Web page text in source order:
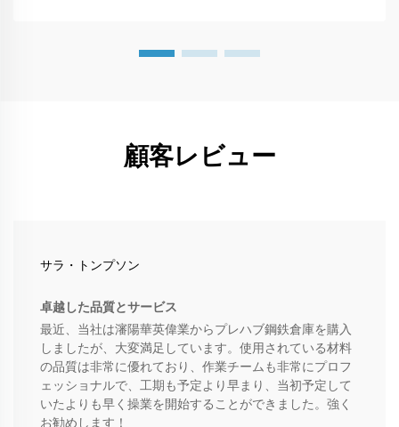
顧客レビュー
サラ・トンプソン
卓越した品質とサービス
最近、当社は瀋陽華英偉業からプレハブ鋼鉄倉庫を購入
しましたが、大変満足しています。使用されている材料
の品質は非常に優れており、作業チームも非常にプロフ
ェッショナルで、工期も予定より早まり、当初予定して
いたよりも早く操業を開始することができました。強く
お勧めします！